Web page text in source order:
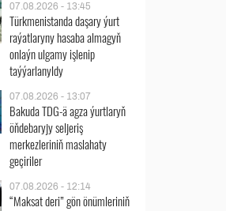
07.08.2026 - 13:45
Türkmenistanda daşary ýurt
raýatlaryny hasaba almagyň
onlaýn ulgamy işlenip
taýýarlanyldy
07.08.2026 - 13:07
Bakuda TDG-ä agza ýurtlaryň
öňdebaryjy seljeriş
merkezleriniň maslahaty
geçiriler
07.08.2026 - 12:14
“Maksat deri” gön önümleriniň